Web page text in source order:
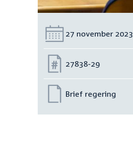
Datum:
27 november 2023
Nummer:
27838-29
Brief regering